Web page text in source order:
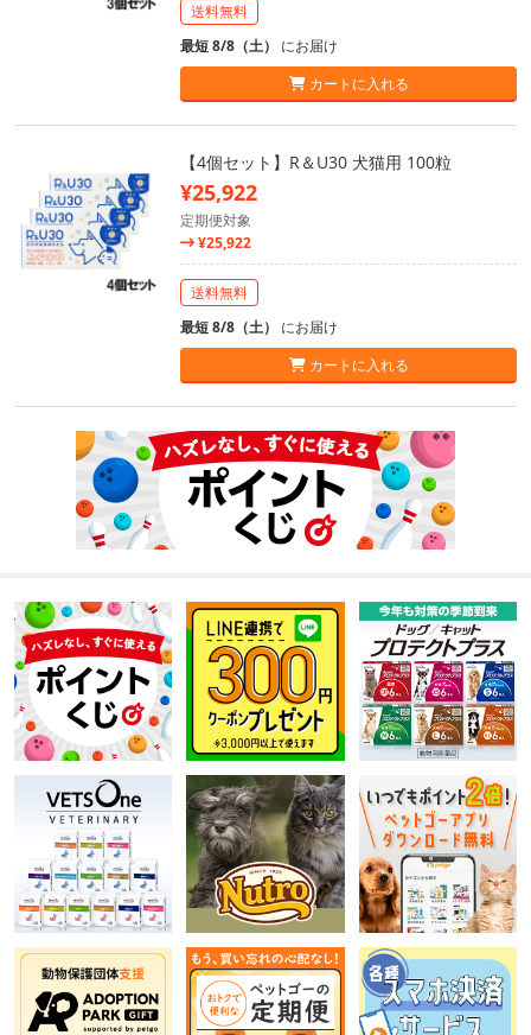
送料無料
最短 8/8（土） にお届け
カートに入れる
【4個セット】R＆U30 犬猫用 100粒
¥25,922
定期便対象
¥25,922
送料無料
最短 8/8（土） にお届け
カートに入れる